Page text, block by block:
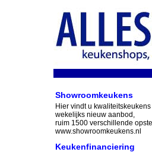
Showroomkeukens
Hier vindt u
wekelijks nieuw aanbod,
ruim 1500 verschillende
www.showroomkeukens.nl
Keukenfinanciering